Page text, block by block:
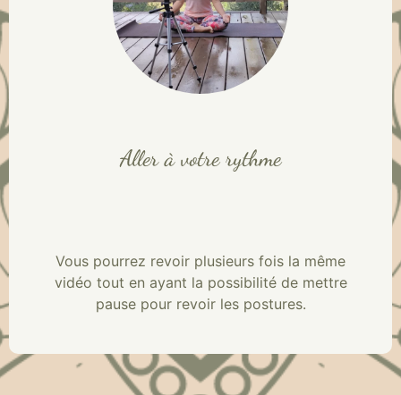
Aller à votre rythme
Vous pourrez revoir plusieurs fois la même
vidéo tout en ayant la possibilité de mettre
pause pour revoir les postures.